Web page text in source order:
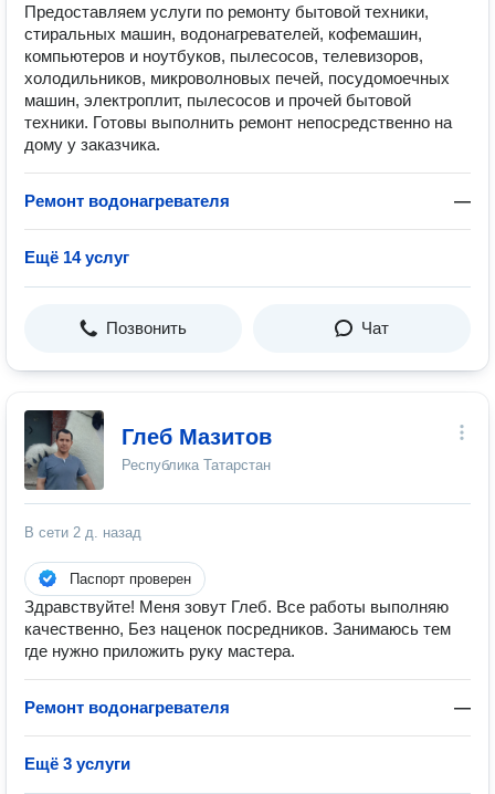
Предоставляем услуги по ремонту бытовой техники,
стиральных машин, водонагревателей, кофемашин,
компьютеров и ноутбуков, пылесосов, телевизоров,
холодильников, микроволновых печей, посудомоечных
машин, электроплит, пылесосов и прочей бытовой
техники. Готовы выполнить ремонт непосредственно на
дому у заказчика.
Ремонт водонагревателя —
Ещё 14 услуг
Позвонить Чат
Глеб Мазитов
Республика Татарстан
В сети 2 д. назад
Паспорт проверен
Здравствуйте! Меня зовут Глеб. Все работы выполняю
качественно, Без наценок посредников. Занимаюсь тем
где нужно приложить руку мастера.
Ремонт водонагревателя —
Ещё 3 услуги